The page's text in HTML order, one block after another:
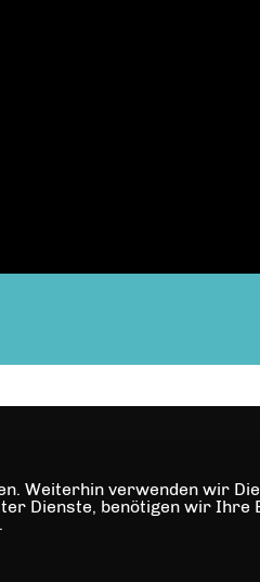
Weiterhin verwenden wir
Dienste, benötigen wir Ihre